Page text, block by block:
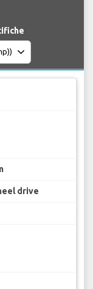
drive